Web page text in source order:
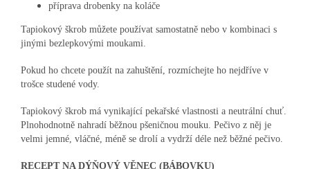
příprava drobenky na koláče
Tapiokový škrob můžete používat samostatně nebo v kombinaci s
jinými bezlepkovými moukami.
Pokud ho chcete použít na zahuštění, rozmíchejte ho nejdříve v
trošce studené vody.
Tapiokový škrob má vynikající pekařské vlastnosti a neutrální chuť.
Plnohodnotně nahradí běžnou pšeničnou mouku. Pečivo z něj je
velmi jemné, vláčné, méně se drolí a vydrží déle než běžné pečivo.
RECEPT NA DÝŇOVÝ VĚNEC (BÁBOVKU)